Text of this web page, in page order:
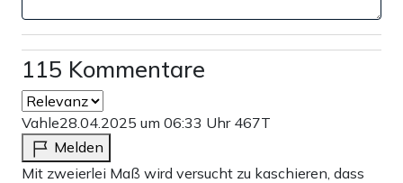
115 Kommentare
Vahle28.04.2025 um 06:33 Uhr 467T
Melden
Mit zweierlei Maß wird versucht zu kaschieren, dass